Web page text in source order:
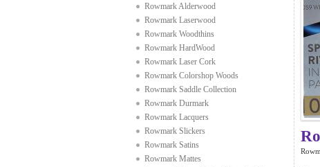
Rowmark Alderwood
Rowmark Laserwood
Rowmark Woodthins
Rowmark HardWood
Rowmark Laser Cork
Rowmark Colorshop Woods
Rowmark Saddle Collection
Rowmark Durmark
Rowmark Lacquers
Rowmark Slickers
Rowmark Satins
Rowmark Mattes